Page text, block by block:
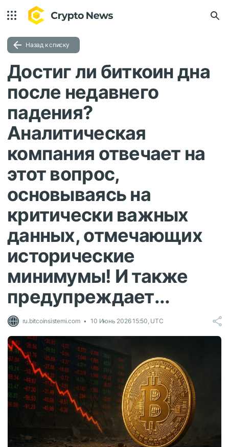
Назад к списку
Достиг ли биткоин дна
после недавнего
падения?
Аналитическая
компания отвечает на
этот вопрос,
основываясь на
критически важных
данных, отмечающих
исторические
минимумы! И также
предупреждает...
ru.bitcoinsistemi.com 10 Июнь 2026 15:50, UTC